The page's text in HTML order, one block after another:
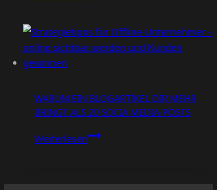
guten
Websites
–
damit
deine
Seite
WARUM EIN BLOGARTIKEL DIR MEHR
BRINGT ALS 20 SOCIA MEDIA-POSTS
WeiterlesenWarum
dir